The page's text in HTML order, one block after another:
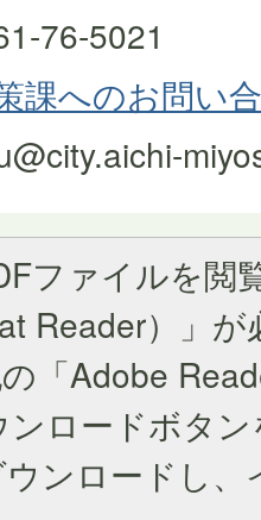
76-5021
課へのお問い
ファイルを閲
Reader）」
「Adobe
ンロードボタ
ンロードし